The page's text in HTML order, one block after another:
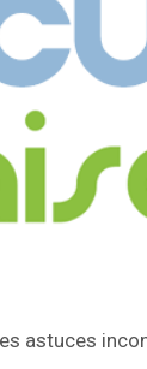
astuces